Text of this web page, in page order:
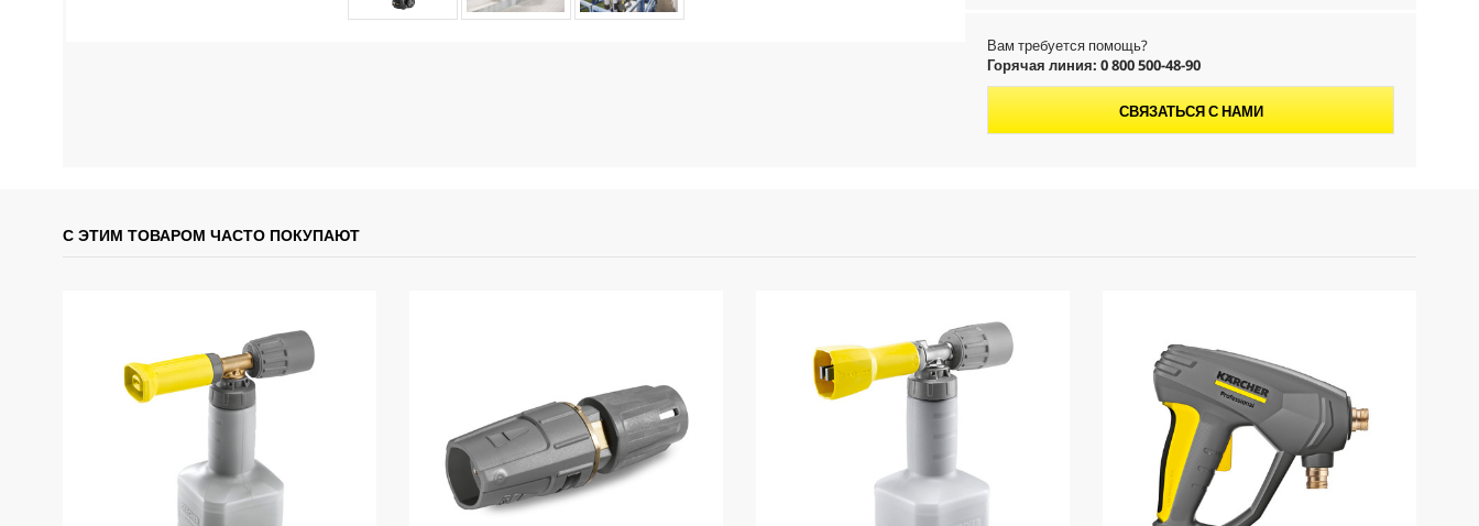
t
p
Вам требуется помощь?
Горячая линия: 0 800 500-48-90
СВЯЗАТЬСЯ С НАМИ
С ЭТИМ ТОВАРОМ ЧАСТО ПОКУПАЮТ